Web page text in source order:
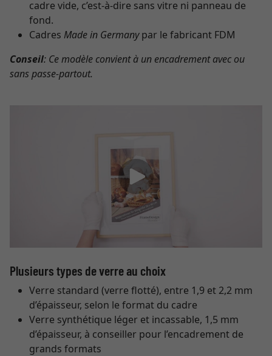
cadre vide, c’est-à-dire sans vitre ni panneau de
fond.
Cadres Made in Germanypar le fabricant FDM
Conseil: Ce modèle convient à un encadrement avec ou
sans passe-partout.
Plusieurs types de verre au choix
Verre standard (verre flotté), entre 1,9 et 2,2 mm
d’épaisseur, selon le format du cadre
Verre synthétique léger et incassable, 1,5 mm
d’épaisseur, à conseiller pour l’encadrement de
grands formats